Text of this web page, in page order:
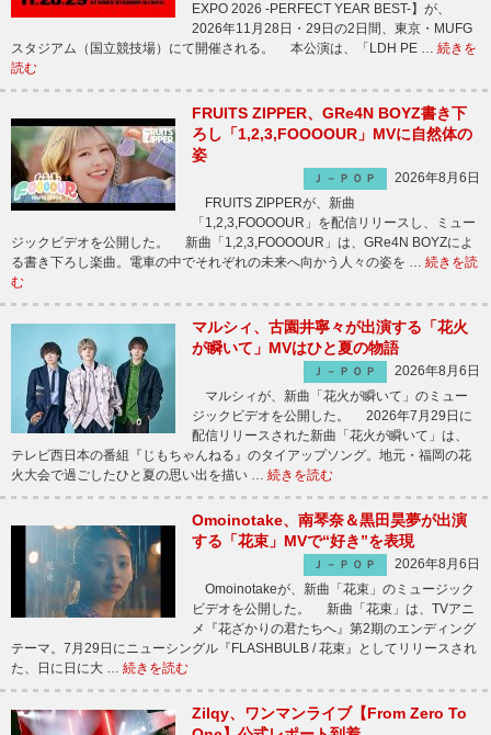
EXPO 2026 -PERFECT YEAR BEST-】が、
2026年11月28日・29日の2日間、東京・MUFG
スタジアム（国立競技場）にて開催される。 本公演は、「LDH PE … 続きを
読む
FRUITS ZIPPER、GRe4N BOYZ書き下
ろし「1,2,3,FOOOOUR」MVに自然体の
姿
Ｊ－ＰＯＰ
2026年8月6日
FRUITS ZIPPERが、新曲
「1,2,3,FOOOOUR」を配信リリースし、ミュー
ジックビデオを公開した。 新曲「1,2,3,FOOOOUR」は、GRe4N BOYZによ
る書き下ろし楽曲。電車の中でそれぞれの未来へ向かう人々の姿を … 続きを読
む
マルシィ、古園井寧々が出演する「花火
が瞬いて」MVはひと夏の物語
Ｊ－ＰＯＰ
2026年8月6日
マルシィが、新曲「花火が瞬いて」のミュー
ジックビデオを公開した。 2026年7月29日に
配信リリースされた新曲「花火が瞬いて」は、
テレビ西日本の番組『じもちゃんねる』のタイアップソング。地元・福岡の花
火大会で過ごしたひと夏の思い出を描い … 続きを読む
Omoinotake、南琴奈＆黒田昊夢が出演
する「花束」MVで“好き”を表現
Ｊ－ＰＯＰ
2026年8月6日
Omoinotakeが、新曲「花束」のミュージック
ビデオを公開した。 新曲「花束」は、TVアニ
メ『花ざかりの君たちへ』第2期のエンディング
テーマ。7月29日にニューシングル『FLASHBULB / 花束』としてリリースされ
た、日に日に大 … 続きを読む
Zilqy、ワンマンライブ【From Zero To